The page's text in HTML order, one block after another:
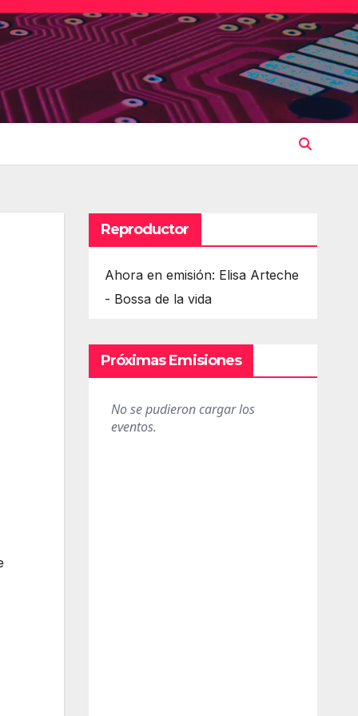
Reproductor
Ahora en emisión: Elisa Arteche
- Bossa de la vida
Próximas Emisiones